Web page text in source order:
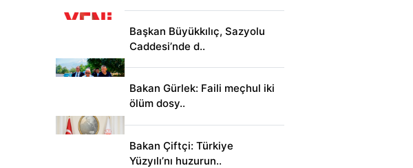
Başkan Büyükkılıç, Sazyolu
Caddesi’nde d..
Bakan Gürlek: Faili meçhul iki
ölüm dosy..
Bakan Çiftçi: Türkiye
Yüzyılı’nı huzurun..